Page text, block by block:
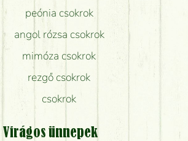
peónia csokrok
angol rózsa csokrok
mimóza csokrok
rezgő csokrok
csokrok
Virágos ünnepek